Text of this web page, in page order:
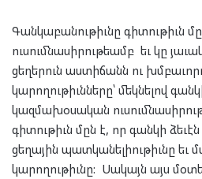
Գանկաբանութիւնը գիտութիւն
ուսումնասիրութեամբ եւ կը
ցեղերուն աստիճանն ու
կարողութիւնները՝ մեկնելով
կազմախօսական
գիտութիւն մըն է, որ գանկի
ցեղային պատկանելիութիւնը եւ
կարողութիւնը: Սակայն այս